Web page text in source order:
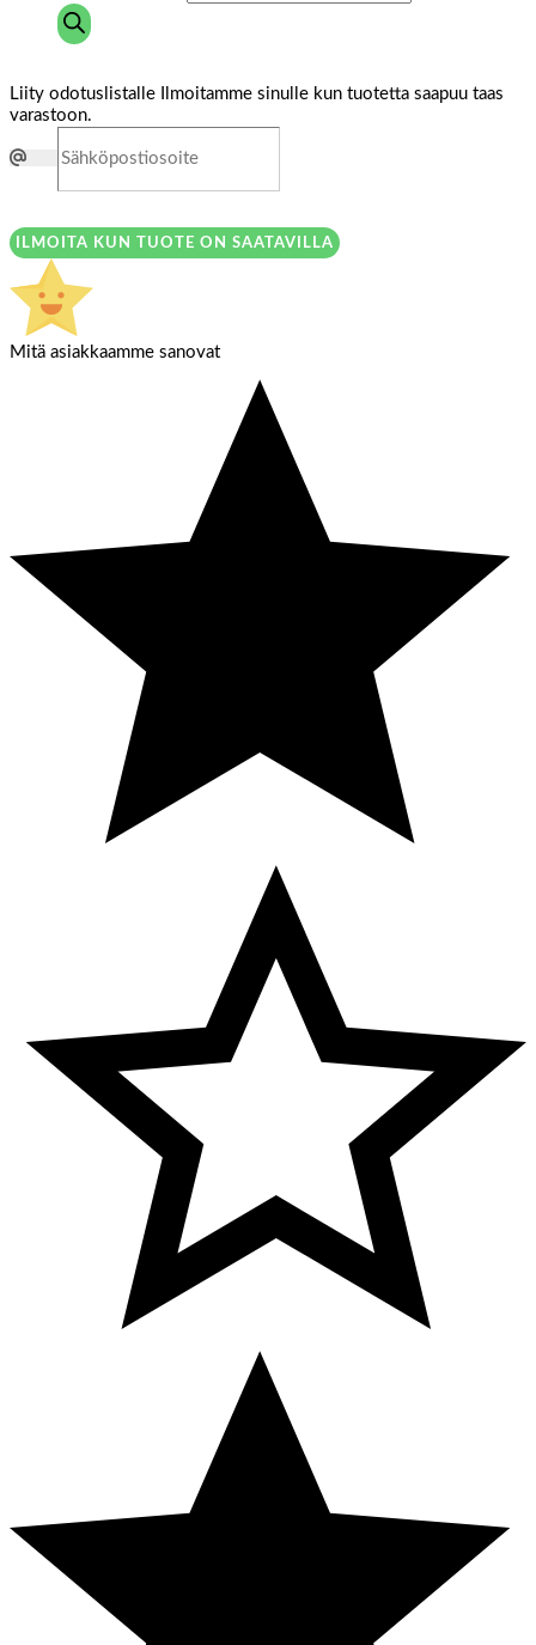
Liity odotuslistalle
Ilmoitamme sinulle kun tuotetta saapuu taas
varastoon.
ILMOITA KUN TUOTE ON SAATAVILLA
Mitä asiakkaamme sanovat